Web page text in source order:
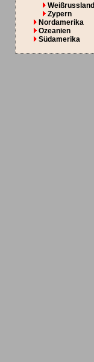
Weißrussland
Zypern
Nordamerika
Ozeanien
Südamerika